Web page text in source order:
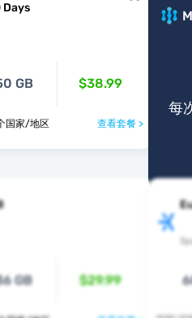
Days
GB $38.99
33 个国家/地区 查看套餐 >
每
GB $29.99